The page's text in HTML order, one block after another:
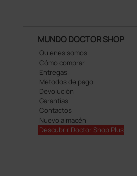
MUNDO DOCTOR SHOP
Quiénes somos
Cómo comprar
Entregas
Métodos de pago
Devolución
Garantías
Contactos
Nuevo almacén
Descubrir Doctor Shop Plus